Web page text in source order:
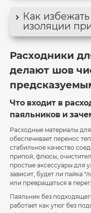
Как
изоляции
Расходники
делают шов
Что входит в
паяльников и
Расходные материалы
обеспечивает перенос
стабильное качество
припой, флюсы,
простые аксессуары для
зависит, будет ли пайка
или превращаться в
Паяльник без
работает как утюг без